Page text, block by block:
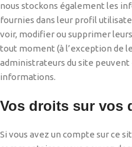
nous stockons également les
fournies dans leur profil
voir, modifier ou supprimer
tout moment (à l’exception de
administrateurs du site
informations.
Vos droits sur vos
Si vous avez un compte sur ce